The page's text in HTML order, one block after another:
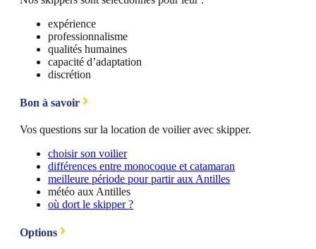
expérience
professionnalisme
qualités humaines
capacité d’adaptation
discrétion
Bon à savoir
Vos questions sur la location de voilier avec skipper.
choisir son voilier
différences entre monocoque et catamaran
meilleure période pour partir aux Antilles
météo aux Antilles
où dort le skipper ?
Options